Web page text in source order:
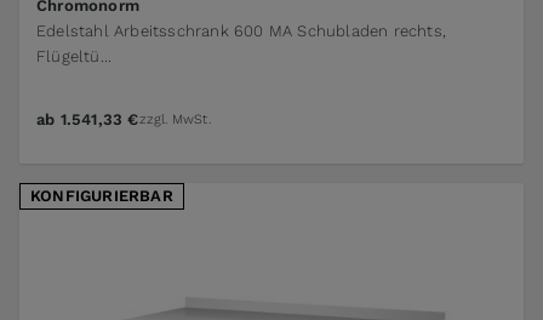
Chromonorm
Edelstahl Arbeitsschrank 600 MA Schubladen rechts,
Flügeltü...
The price depends on the options chosen on the
ab 1.541,33 €zzgl. MwSt.
KONFIGURIERBAR